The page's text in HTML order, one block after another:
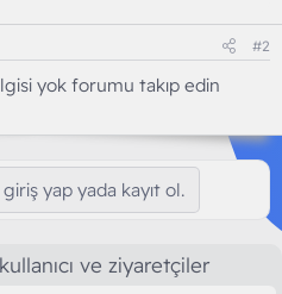
#2
yok forumu takıp edin
yap yada kayıt ol.
ve ziyaretçiler